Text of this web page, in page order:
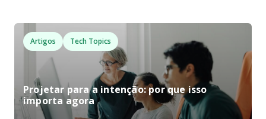
Artigos Tech Topics
Projetar para a intenção: por que isso
importa agora